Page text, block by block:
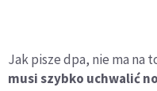
Jak pisze dpa, nie ma na
musi szybko uchwalić